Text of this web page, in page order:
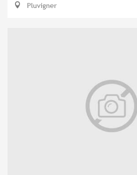
Pluvigner